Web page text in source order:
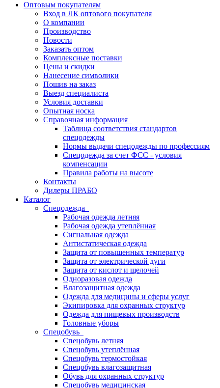
Оптовым покупателям
Вход в ЛК оптового покупателя
О компании
Производство
Новости
Заказать оптом
Комплексные поставки
Цены и скидки
Нанесение символики
Пошив на заказ
Выезд специалиста
Условия доставки
Опытная носка
Справочная информация
Таблица соответствия стандартов
спецодежды
Нормы выдачи спецодежды по профессиям
Спецодежда за счет ФСС - условия
компенсации
Правила работы на высоте
Контакты
Дилеры ПРАБО
Каталог
Спецодежда
Рабочая одежда летняя
Рабочая одежда утеплённая
Сигнальная одежда
Антистатическая одежда
Защита от повышенных температур
Защита от электрической дуги
Защита от кислот и щелочей
Одноразовая одежда
Влагозащитная одежда
Одежда для медицины и сферы услуг
Экипировка для охранных структур
Одежда для пищевых производств
Головные уборы
Спецобувь
Спецобувь летняя
Спецобувь утеплённая
Спецобувь термостойкая
Спецобувь влагозащитная
Обувь для охранных структур
Спецобувь медицинская